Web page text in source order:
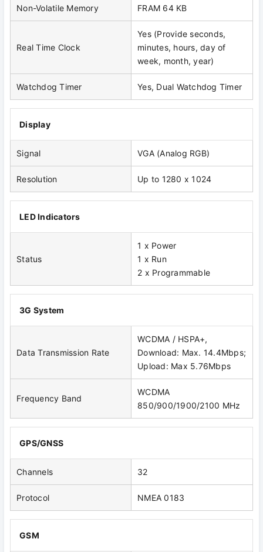
Non-Volatile Memory FRAM 64 KB
Real Time Clock
Yes (Provide seconds,
minutes, hours, day of
week, month, year)
Watchdog Timer Yes, Dual Watchdog Timer
Display
Signal VGA (Analog RGB)
Resolution Up to 1280 x 1024
LED Indicators
Status
1 x Power
1 x Run
2 x Programmable
3G System
Data Transmission Rate
WCDMA / HSPA+,
Download: Max. 14.4Mbps;
Upload: Max 5.76Mbps
Frequency Band
WCDMA
850/900/1900/2100 MHz
GPS/GNSS
Channels 32
Protocol NMEA 0183
GSM